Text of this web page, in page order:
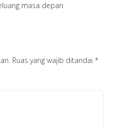
masa depan.
Ruas yang wajib ditandai*